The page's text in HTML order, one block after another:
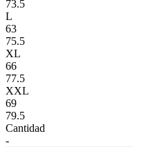
73.5
L
63
75.5
XL
66
77.5
XXL
69
79.5
Cantidad
-